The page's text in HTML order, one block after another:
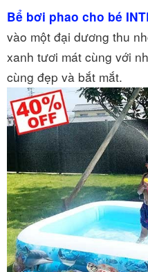
Bể bơi phao cho bé
vào một đại dương thu
xanh tươi mát cùng với
cùng đẹp và bắt mắt.